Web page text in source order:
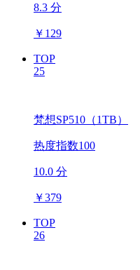
8.3 分
￥ 129
TOP
25
梵想SP510（1TB）
热度指数100
10.0 分
￥379
TOP
26